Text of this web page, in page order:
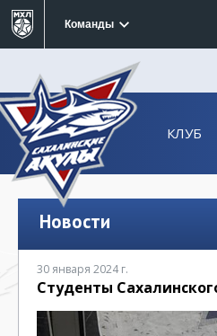
Команды
КЛУБ
Новости
30 января 2024 г.
Студенты